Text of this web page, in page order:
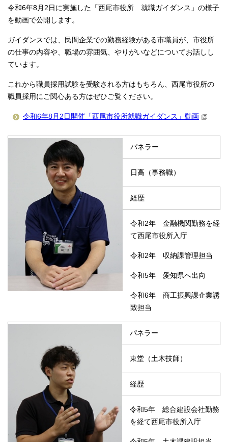
令和6年8月2日に実施した「西尾市役所 就職ガイダンス」の様子
を動画で公開します。
ガイダンスでは、民間企業での勤務経験がある市職員が、市役所
の仕事の内容や、職場の雰囲気、やりがいなどについてお話しし
ています。
これから職員採用試験を受験される方はもちろん、西尾市役所の
職員採用にご関心ある方はぜひご覧ください。
令和6年8月2日開催「西尾市役所就職ガイダンス」動画
パネラー
日高（事務職）
経歴
令和2年 金融機関勤務を経
て西尾市役所入庁
令和2年 収納課管理担当
令和5年 愛知県へ出向
令和6年 商工振興課企業誘
致担当
パネラー
東堂（土木技師）
経歴
令和5年 総合建設会社勤務
を経て西尾市役所入庁